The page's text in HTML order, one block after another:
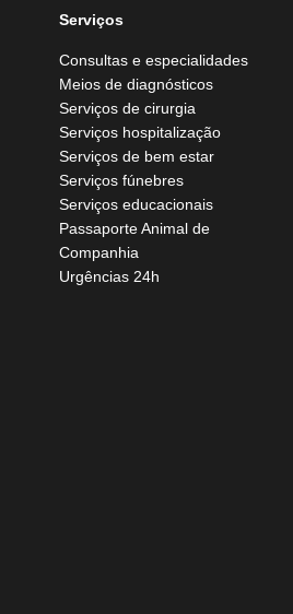
Serviços
Consultas e especialidades
Meios de diagnósticos
Serviços de cirurgia
Serviços hospitalização
Serviços de bem estar
Serviços fúnebres
Serviços educacionais
Passaporte Animal de
Companhia
Urgências 24h